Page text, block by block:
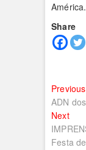
América.
Share
de
Previous
ADN
NextNext
Festa